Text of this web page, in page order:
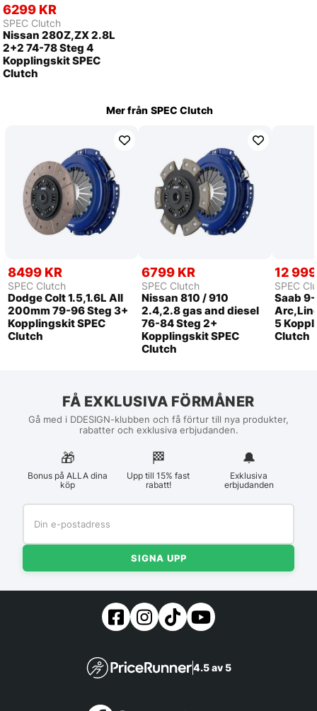
6299 KR
SPEC Clutch
Nissan 280Z,ZX 2.8L
2+2 74-78 Steg 4
Kopplingskit SPEC
Clutch
Mer från SPEC Clutch
8499 KR
SPEC Clutch
Dodge Colt 1.5,1.6L All
200mm 79-96 Steg 3+
Kopplingskit SPEC
Clutch
6799 KR
SPEC Clutch
Nissan 810 / 910
2.4,2.8 gas and diesel
76-84 Steg 2+
Kopplingskit SPEC
Clutch
12
SPEC
Saab
5
Clutch
FÅ EXKLUSIVA FÖRMÅNER
Gå med i DDESIGN-klubben och få förtur till nya produkter,
rabatter och exklusiva erbjudanden.
🎁
Bonus på ALLA dina
köp
🏁︎
Upp till 15% fast
rabatt!
🔔
Exklusiva
erbjudanden
SIGNA UPP
4.5 av 5